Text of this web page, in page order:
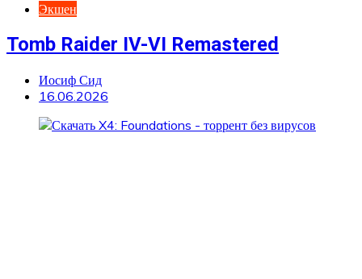
Экшен
Tomb Raider IV-VI Remastered
Иосиф Сид
16.06.2026